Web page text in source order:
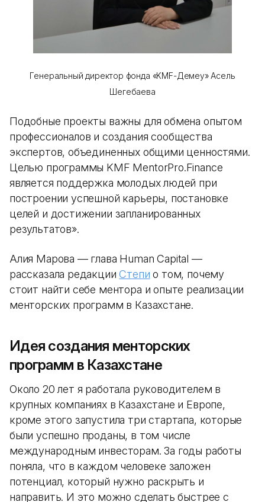
Генеральный директор фонда «KMF-Демеу» Асель
Шегебаева
Подобные проекты важны для обмена опытом
профессионалов и создания сообщества
экспертов, объединенных общими ценностями.
Целью программы KMF MentorPro.Finance
является поддержка молодых людей при
построении успешной карьеры, постановке
целей и достижении запланированных
результатов».
Алия Марова — глава Human Capital —
рассказала редакцииСтепи о том, почему
стоит найти себе ментора и опыте реализации
менторских программ в Казахстане.
Идея создания менторских
программ в Казахстане
Около 20 лет я работала руководителем в
крупных компаниях в Казахстане и Европе,
кроме этого запустила три стартапа, которые
были успешно проданы, в том числе
международным инвесторам. За годы работы
поняла, что в каждом человеке заложен
потенциал, который нужно раскрыть и
направить. И это можно сделать быстрее с